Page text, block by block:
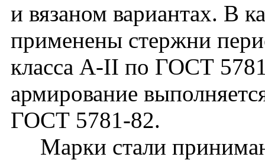
и вязаном вариантах. В
применены стержни
класса А-II по ГОСТ
армирование
ГОСТ 5781-82.
Марки стали